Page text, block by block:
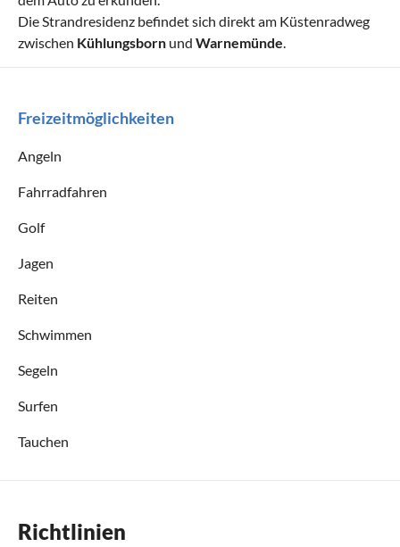
Die Strandresidenz befindet sich direkt am Küstenradweg
zwischen Kühlungsborn und Warnemünde
Freizeitmöglichkeiten
Angeln
Fahrradfahren
Golf
Jagen
Reiten
Schwimmen
Segeln
Surfen
Tauchen
Richtlinien